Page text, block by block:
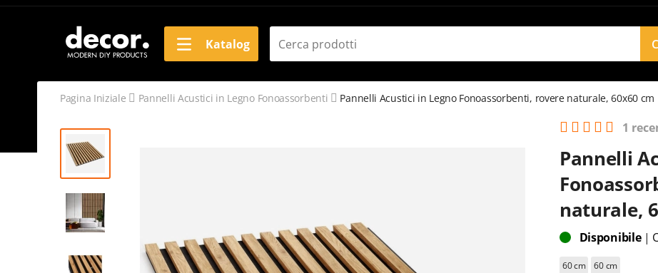
Katalog
Pagina Iniziale Pannelli Acustici in Legno Fonoassorbenti Pannelli Acustici in Legno Fonoassorbenti, rovere naturale, 60x60 cm
1
Pannelli
naturale,
Disponibile |
60 cm 60 cm